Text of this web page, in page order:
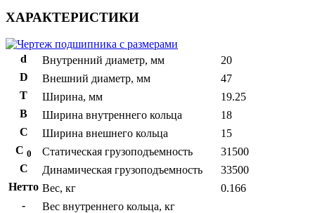
ХАРАКТЕРИСТИКИ
d Внутренний диаметр, мм
20
D
Внешний диаметр, мм
47
T
Ширина, мм
19.25
B
Ширина внутреннего кольца
18
С
Ширина внешнего кольца
15
С 0 Статическая грузоподъемность
31500
C
Динамическая грузоподъемность
33500
Нетто Вес, кг
0.166
-
Вес внутреннего кольца, кг